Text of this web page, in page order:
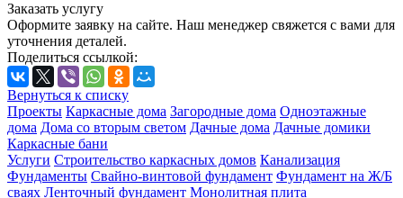
Заказать услугу
Оформите заявку на сайте. Наш менеджер свяжется с вами для
уточнения деталей.
Поделиться ссылкой:
Вернуться к списку
Проекты Каркасные дома Загородные дома Одноэтажные
дома Дома со вторым светом Дачные дома Дачные домики
Каркасные бани
Услуги Строительство каркасных домов Канализация
Фундаменты Свайно-винтовой фундамент Фундамент на Ж/Б
сваях Ленточный фундамент Монолитная плита